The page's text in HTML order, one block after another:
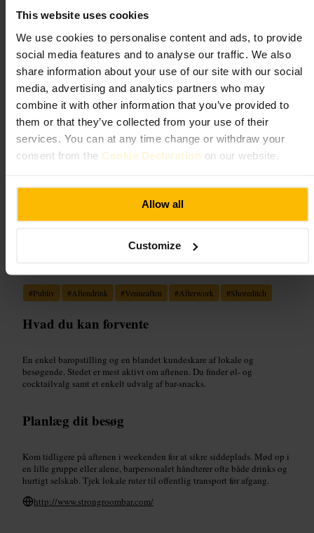
This website uses cookies
We use cookies to personalise content and ads, to provide
social media features and to analyse our traffic. We also
share information about your use of our site with our social
media, advertising and analytics partners who may
combine it with other information that you’ve provided to
them or that they’ve collected from your use of their
services. You can at any time change or withdraw your
consent from the Cookie Declaration on our website.
Allow all
Customize
27 Poultry, London EC2R 8AJ, UK
Strongroom Bar
krkr•Spisning og drikke •Bar Pub
4,2
3,5
Billede / Adam Fenner
“Klassisk East London-pub med fokus på
gode drinks og livlig stemning
#Publiv #Aftendrink #Venneaften #Afterwork #Shoreditch
Hvad du kan forvente
En enkel baropstilling og en blandet kundeskare af lokale og
besøgende. Stedet er mest aktivt om aftenen. Du finder øl- og
cocktailvalg samt et enkelt udvalg af bar-snacks.
Planlæg dit besøg
Kom tidligere på aftenen i weekenden for at sikre siddeplads. Mød op i
en lille gruppe eller alene, barpersonalet håndterer ofte både drinks og
hurtigt selskab. Tjek lokale ruter til offentlig transport før afgang.
http://www.strongroombar.com/